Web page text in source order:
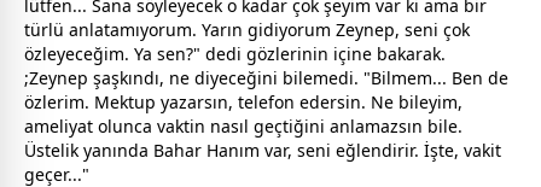
lütfen... Sana söyleyecek o kadar çok şeyim var ki ama bir
türlü anlatamıyorum. Yarın gidiyorum Zeynep, seni çok
özleyeceğim. Ya sen?" dedi gözlerinin içine bakarak.
;Zeynep şaşkındı, ne diyeceğini bilemedi. "Bilmem... Ben de
özlerim. Mektup yazarsın, telefon edersin. Ne bileyim,
ameliyat olunca vaktin nasıl geçtiğini anlamazsın bile.
Üstelik yanında Bahar Hanım var, seni eğlendirir. İşte, vakit
geçer..."